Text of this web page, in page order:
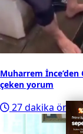
Muharrem
çeken yorum
27 dakika önce